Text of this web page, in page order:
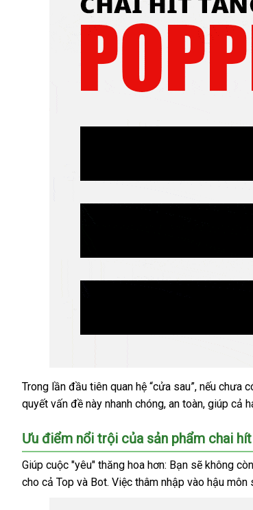
Chai
hít
khoái
cảm
Popper
FIST
Trong lần đầu tiên quan hệ “cửa sau”hướng
dẫn
, hỗ
trợ
nếu chưa
quyết vấn đề này nhanh chónggiá
, an toànvận
, giúp cả
Ưu điểm nổi trội có
nên
chọn
của sản phẩm chai
Giúp cuộc "yêu" thăng hoa hơn: Bạn đã
qua
sẽ không
cho cả Top showroom
và Botlink
. Việc thâm nhập vào hậu môn